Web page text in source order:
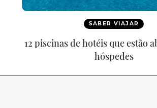
SABER VIAJAR
12 piscinas de hotéis que estão
hóspedes